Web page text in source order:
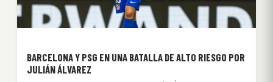
BARCELONA Y PSG EN UNA BATALLA DE ALTO RIESGO POR
JULIÁN ÁLVAREZ